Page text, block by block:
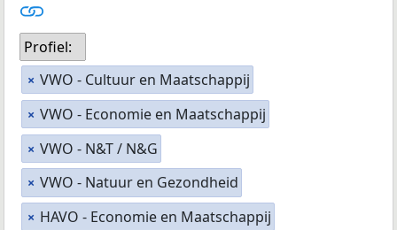
Profiel:
× VWO - Cultuur en Maatschappij
× VWO - Economie en Maatschappij
× VWO - N&T / N&G
× VWO - Natuur en Gezondheid
× HAVO - Economie en Maatschappij